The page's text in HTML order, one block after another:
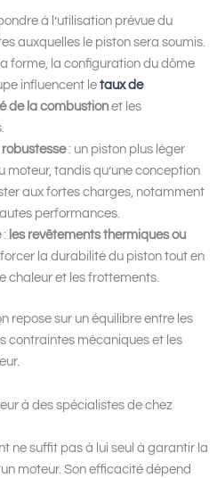
à l’utilisation prévue du
auxquelles le piston sera soumis.
forme, la configuration du dôme
influencent le taux de
de la combustionet les
: un piston plus léger
moteur, tandis qu’une conception
aux fortes charges, notamment
performances.
: les revêtements thermiques ou
la durabilité du piston tout en
chaleur et les frottements.
repose sur un équilibre entre les
contraintes mécaniques et les
à des spécialistes de chez
ne suffit pas à lui seul à garantir la
moteur. Son efficacité dépend